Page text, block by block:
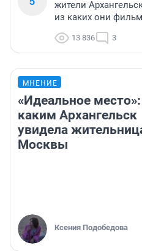
жители
из каких они
13 836 3
МНЕНИЕ
«Идеальное место»:
каким Архангельск
увидела
Москвы
Ксения Подобедова